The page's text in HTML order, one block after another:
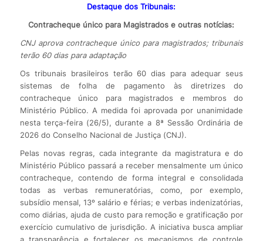
Destaque dos Tribunais:
Contracheque único para Magistrados e outras notícias:
CNJ aprova contracheque único para magistrados; tribunais
terão 60 dias para adaptação
Os tribunais brasileiros terão 60 dias para adequar seus
sistemas de folha de pagamento às diretrizes do
contracheque único para magistrados e membros do
Ministério Público. A medida foi aprovada por unanimidade
nesta terça-feira (26/5), durante a 8ª Sessão Ordinária de
2026 do Conselho Nacional de Justiça (CNJ).
Pelas novas regras, cada integrante da magistratura e do
Ministério Público passará a receber mensalmente um único
contracheque, contendo de forma integral e consolidada
todas as verbas remuneratórias, como, por exemplo,
subsídio mensal, 13º salário e férias; e verbas indenizatórias,
como diárias, ajuda de custo para remoção e gratificação por
exercício cumulativo de jurisdição. A iniciativa busca ampliar